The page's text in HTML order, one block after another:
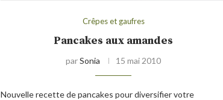
Crêpes et gaufres
Pancakes aux amandes
parSonia 15 mai 2010
Nouvelle recette de pancakes pour diversifier votre